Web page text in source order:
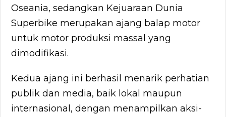
Oseania, sedangkan Kejuaraan Dunia
Superbike merupakan ajang balap motor
untuk motor produksi massal yang
dimodifikasi.
Kedua ajang ini berhasil menarik perhatian
publik dan media, baik lokal maupun
internasional, dengan menampilkan aksi-